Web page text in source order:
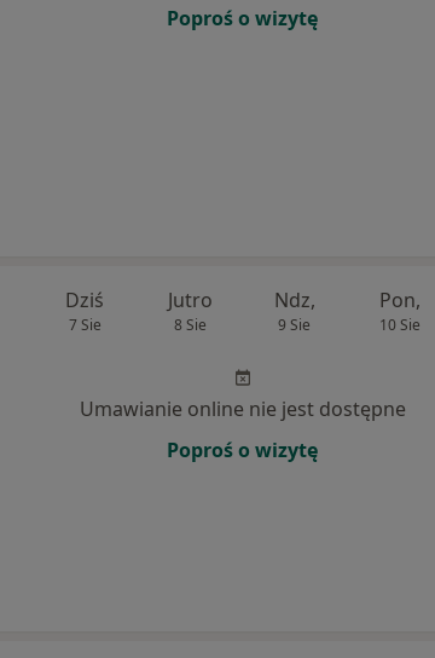
Poproś o wizytę
Dziś
7 Sie
Jutro
8 Sie
Ndz,
9 Sie
Pon,
10 Sie
Umawianie online nie jest dostępne
Poproś o wizytę